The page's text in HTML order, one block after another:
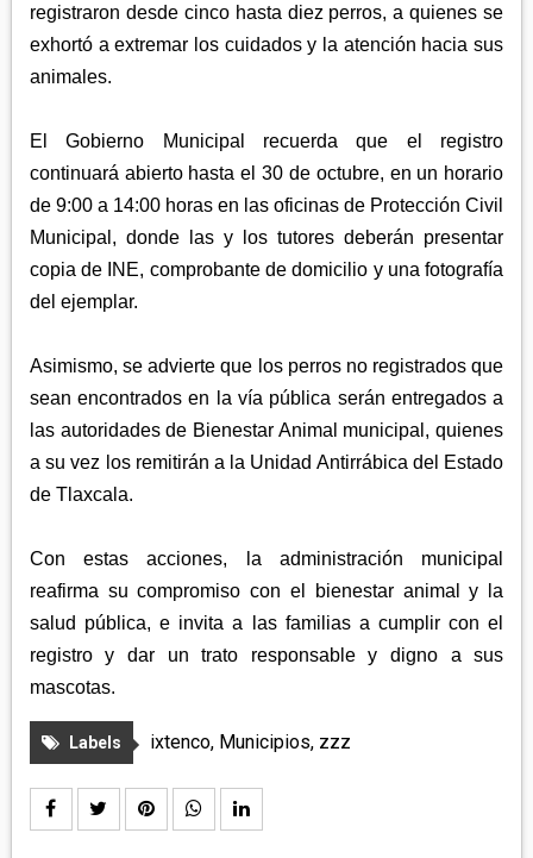
registraron desde cinco hasta diez perros, a quienes se
exhortó a extremar los cuidados y la atención hacia sus
animales.
El Gobierno Municipal recuerda que el registro
continuará abierto hasta el 30 de octubre, en un horario
de 9:00 a 14:00 horas en las oficinas de Protección Civil
Municipal, donde las y los tutores deberán presentar
copia de INE, comprobante de domicilio y una fotografía
del ejemplar.
Asimismo, se advierte que los perros no registrados que
sean encontrados en la vía pública serán entregados a
las autoridades de Bienestar Animal municipal, quienes
a su vez los remitirán a la Unidad Antirrábica del Estado
de Tlaxcala.
Con estas acciones, la administración municipal
reafirma su compromiso con el bienestar animal y la
salud pública, e invita a las familias a cumplir con el
registro y dar un trato responsable y digno a sus
mascotas.
Labels ixtenco, Municipios, zzz